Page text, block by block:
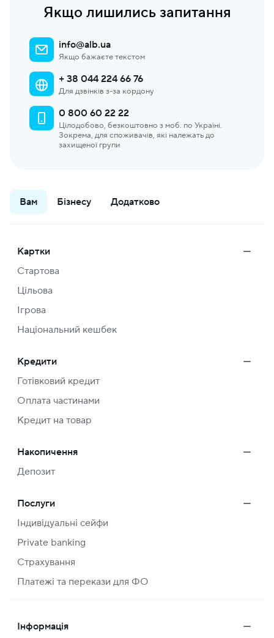
Якщо лишились запитання
info@alb.ua
Якщо бажаєте текстом
+ 38 044 224 66 76
Для дзвінків з-за кордону
0 800 60 22 22
Цілодобово, безкоштовно з моб. по Україні.
Зокрема, для споживачів, які належать до
захищеної групи
Вам Бізнесу Додатково
Картки
Стартова
Цільова
Ігрова
Національний кешбек
Кредити
Готівковий кредит
Оплата частинами
Кредит на товар
Накопичення
Депозит
Послуги
Індивідуальні сейфи
Private banking
Страхування
Платежі та перекази для ФО
Інформація